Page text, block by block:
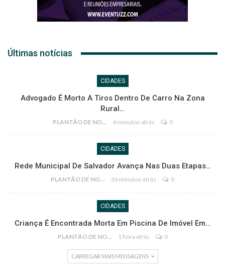
Últimas notícias
CIDADES
Advogado É Morto A Tiros Dentro De Carro Na Zona
Rural…
PLANTÃO DE NOTÍCIAS 6 minutos atrás 0
CIDADES
Rede Municipal De Salvador Avança Nas Duas Etapas…
PLANTÃO DE NOTÍCIAS 36 minutos atrás 0
CIDADES
Criança É Encontrada Morta Em Piscina De Imóvel Em…
PLANTÃO DE NOTÍCIAS 1 hora atrás 0
CARREGAR MAIS MENSAGENS